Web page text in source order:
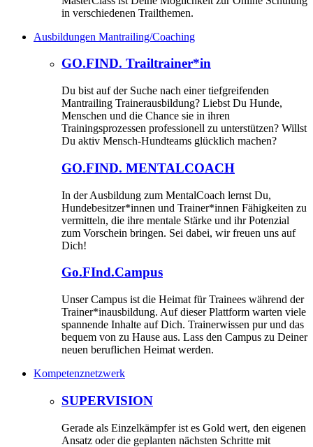
in verschiedenen Trailthemen.
Ausbildungen Mantrailing/Coaching
GO.FIND. Trailtrainer*in
Du bist auf der Suche nach einer tiefgreifenden
Mantrailing Trainerausbildung? Liebst Du Hunde,
Menschen und die Chance sie in ihren
Trainingsprozessen professionell zu unterstützen? Willst
Du aktiv Mensch-Hundteams glücklich machen?
GO.FIND. MENTALCOACH
In der Ausbildung zum MentalCoach lernst Du,
Hundebesitzer*innen und Trainer*innen Fähigkeiten zu
vermitteln, die ihre mentale Stärke und ihr Potenzial
zum Vorschein bringen. Sei dabei, wir freuen uns auf
Dich!
Go.FInd.Campus
Unser Campus ist die Heimat für Trainees während der
Trainer*inausbildung. Auf dieser Plattform warten viele
spannende Inhalte auf Dich. Trainerwissen pur und das
bequem von zu Hause aus. Lass den Campus zu Deiner
neuen beruflichen Heimat werden.
Kompetenznetzwerk
SUPERVISION
Gerade als Einzelkämpfer ist es Gold wert, den eigenen
Ansatz oder die geplanten nächsten Schritte mit